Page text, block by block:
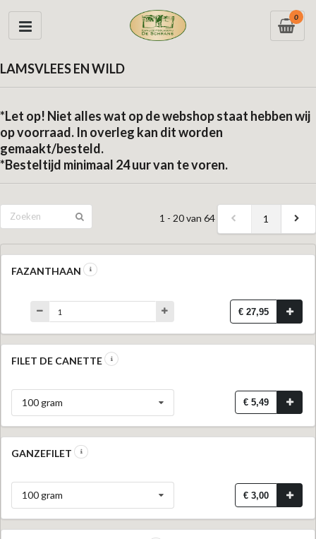
0
LAMSVLEES EN WILD
*Let op! Niet alles wat op de webshop staat hebben wij
op voorraad. In overleg kan dit worden
gemaakt/besteld.
*Besteltijd minimaal 24 uur van te voren.
1 - 20 van 64 1
FAZANTHAAN
€ 27,95
FILET DE CANETTE
100 gram € 5,49
GANZEFILET
100 gram € 3,00